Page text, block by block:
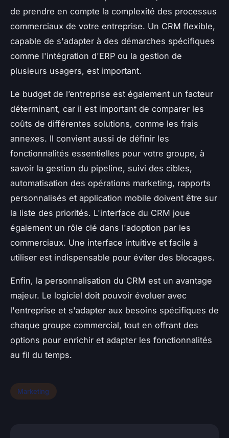
de prendre en compte la complexité des processus
commerciaux de votre entreprise. Un CRM flexible,
capable de s'adapter à des démarches spécifiques
comme l'intégration d'ERP ou la gestion de
plusieurs usagers, est important.
Le budget de l’entreprise est également un facteur
déterminant, car il est important de comparer les
coûts de différentes solutions, comme les frais
annexes. Il convient aussi de définir les
fonctionnalités essentielles pour votre groupe, à
savoir la gestion du pipeline, suivi des cibles,
automatisation des opérations marketing, rapports
personnalisés et application mobile doivent être sur
la liste des priorités. L'interface du CRM joue
également un rôle clé dans l'adoption par les
commerciaux. Une interface intuitive et facile à
utiliser est indispensable pour éviter des blocages.
Enfin, la personnalisation du CRM est un avantage
majeur. Le logiciel doit pouvoir évoluer avec
l'entreprise et s'adapter aux besoins spécifiques de
chaque groupe commercial, tout en offrant des
options pour enrichir et adapter les fonctionnalités
au fil du temps.
Marketing